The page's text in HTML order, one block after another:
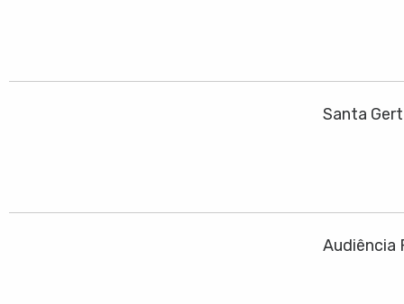
Santa
Audiência